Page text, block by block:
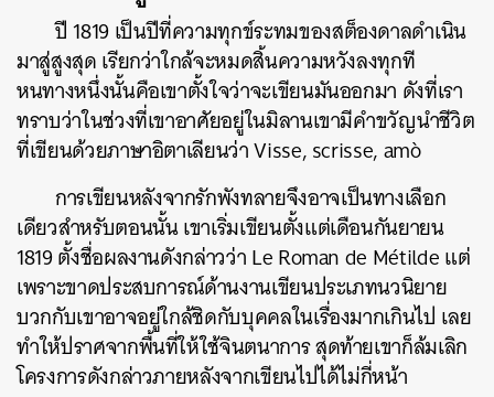
ปี 1819 เป็นปีที่ความทุกข์ระทมของสต็องดาลดำเนิน
มาสู่สูงสุด เรียกว่าใกล้จะหมดสิ้นความหวังลงทุกที
หนทางหนึ่งนั้นคือเขาตั้งใจว่าจะเขียนมันออกมา ดังที่เรา
ทราบว่าในช่วงที่เขาอาศัยอยู่ในมิลานเขามีคำขวัญนำชีวิต
ที่เขียนด้วยภาษาอิตาเลียนว่า Visse, scrisse, amò
การเขียนหลังจากรักพังทลายจึงอาจเป็นทางเลือก
เดียวสำหรับตอนนั้น เขาเริ่มเขียนตั้งแต่เดือนกันยายน
1819 ตั้งชื่อผลงานดังกล่าวว่า Le Roman de Métilde แต่
เพราะขาดประสบการณ์ด้านงานเขียนประเภทนวนิยาย
บวกกับเขาอาจอยู่ใกล้ชิดกับบุคคลในเรื่องมากเกินไป เลย
ทำให้ปราศจากพื้นที่ให้ใช้จินตนาการ สุดท้ายเขาก็ล้มเลิก
โครงการดังกล่าวภายหลังจากเขียนไปได้ไม่กี่หน้า